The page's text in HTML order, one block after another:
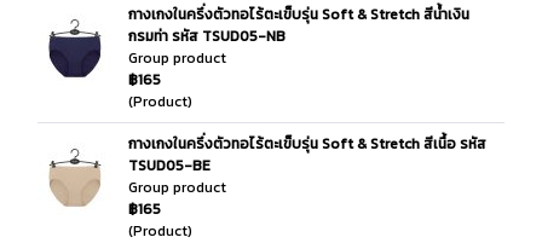
กางเกงในครึ่งตัวทอไร้ตะเข็บรุ่น Soft & Stretch สีน้ำเงิน
กรมท่า รหัส TSUD05-NB
Group product
฿165
(Product)
กางเกงในครึ่งตัวทอไร้ตะเข็บรุ่น Soft & Stretch สีเนื้อ รหัส
TSUD05-BE
Group product
฿165
(Product)